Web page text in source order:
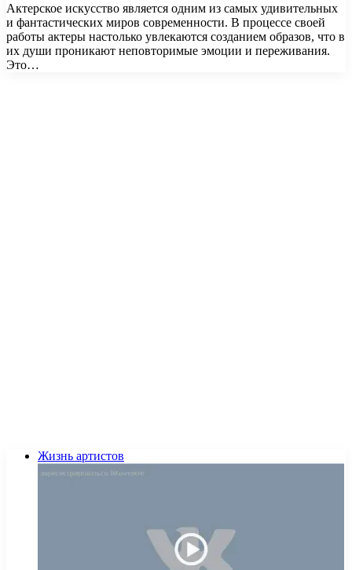
Актерское искусство является одним из самых удивительных
и фантастических миров современности. В процессе своей
работы актеры настолько увлекаются созданием образов, что в
их души проникают неповторимые эмоции и переживания.
Это…
Жизнь артистов